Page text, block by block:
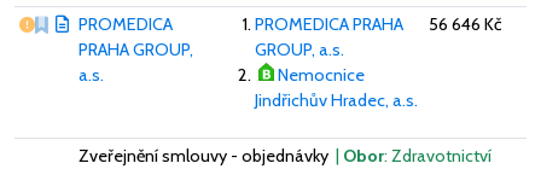
Vážný nedostatek
PROMEDICA
PRAHA GROUP,
a.s.
PROMEDICA PRAHA
GROUP, a.s.
Nemocnice
Jindřichův Hradec, a.s.
56 646 Kč
Zveřejnění smlouvy - objednávky | Obor: Zdravotnictví